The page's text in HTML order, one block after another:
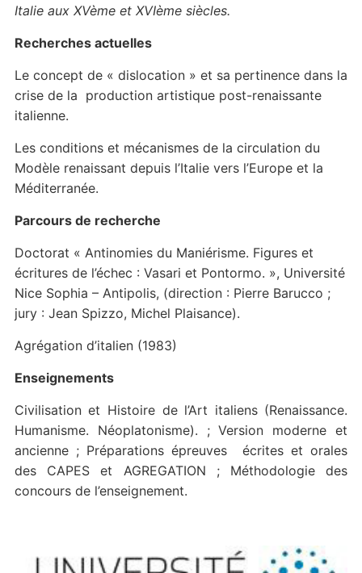
Italie aux XVème et XVIème siècles.
Recherches actuelles
Le concept de « dislocation » et sa pertinence dans la
crise de la production artistique post-renaissante
italienne.
Les conditions et mécanismes de la circulation du
Modèle renaissant depuis l’Italie vers l’Europe et la
Méditerranée.
Parcours de recherche
Doctorat « Antinomies du Maniérisme. Figures et
écritures de l’échec : Vasari et Pontormo. », Université
Nice Sophia – Antipolis, (direction : Pierre Barucco ;
jury : Jean Spizzo, Michel Plaisance).
Agrégation d’italien (1983)
Enseignements
Civilisation et Histoire de l’Art italiens (Renaissance.
Humanisme. Néoplatonisme). ; Version moderne et
ancienne ; Préparations épreuves écrites et orales
des CAPES et AGREGATION ; Méthodologie des
concours de l’enseignement.